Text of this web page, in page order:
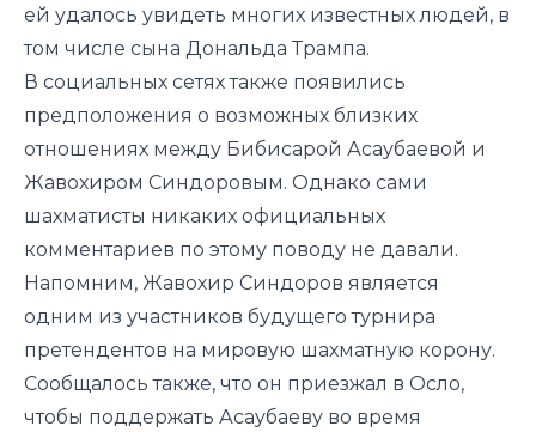
ей удалось увидеть многих известных людей, в
том числе сына Дональда Трампа.
В социальных сетях также появились
предположения о возможных близких
отношениях между Бибисарой Асаубаевой и
Жавохиром Синдоровым. Однако сами
шахматисты никаких официальных
комментариев по этому поводу не давали.
Напомним, Жавохир Синдоров является
одним из участников будущего турнира
претендентов на мировую шахматную корону.
Сообщалось также, что он приезжал в Осло,
чтобы поддержать Асаубаеву во время